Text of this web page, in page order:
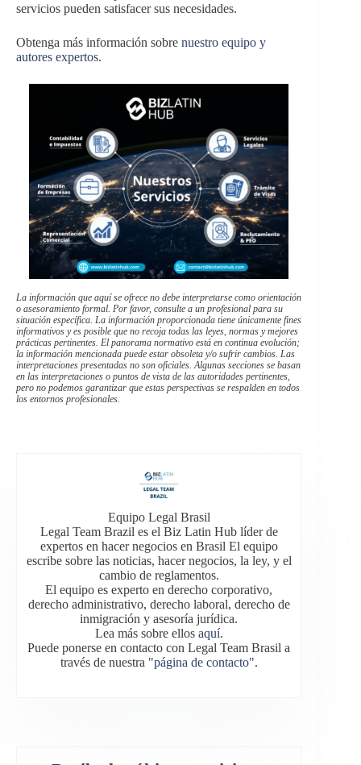
servicios pueden satisfacer sus necesidades.
Obtenga más información sobre nuestro equipo y
autores expertos.
La información que aquí se ofrece no debe interpretarse como orientación
o asesoramiento formal. Por favor, consulte a un profesional para su
situación específica. La información proporcionada tiene únicamente fines
informativos y es posible que no recoja todas las leyes, normas y mejores
prácticas pertinentes. El panorama normativo está en continua evolución;
la información mencionada puede estar obsoleta y/o sufrir cambios. Las
interpretaciones presentadas no son oficiales. Algunas secciones se basan
en las interpretaciones o puntos de vista de las autoridades pertinentes,
pero no podemos garantizar que estas perspectivas se respalden en todos
los entornos profesionales.
Equipo Legal Brasil
Legal Team Brazil es el Biz Latin Hub líder de
expertos en hacer negocios en Brasil El equipo
escribe sobre las noticias, hacer negocios, la ley, y el
cambio de reglamentos.
El equipo es experto en derecho corporativo,
derecho administrativo, derecho laboral, derecho de
inmigración y asesoría jurídica.
Lea más sobre ellos aquí.
Puede ponerse en contacto con Legal Team Brasil a
través de nuestra "página de contacto".